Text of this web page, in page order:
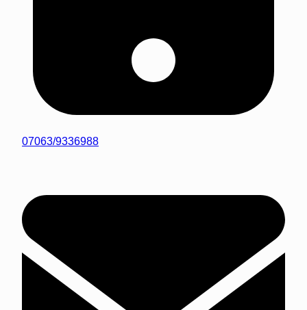
07063/9336988